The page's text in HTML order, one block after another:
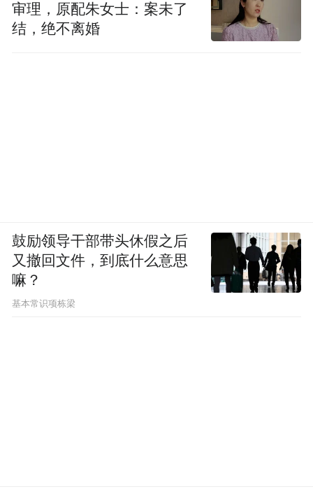
审理，原配朱女士：案未了
结，绝不离婚
鼓励领导干部带头休假之后
又撤回文件，到底什么意思
嘛？
基本常识项栋梁